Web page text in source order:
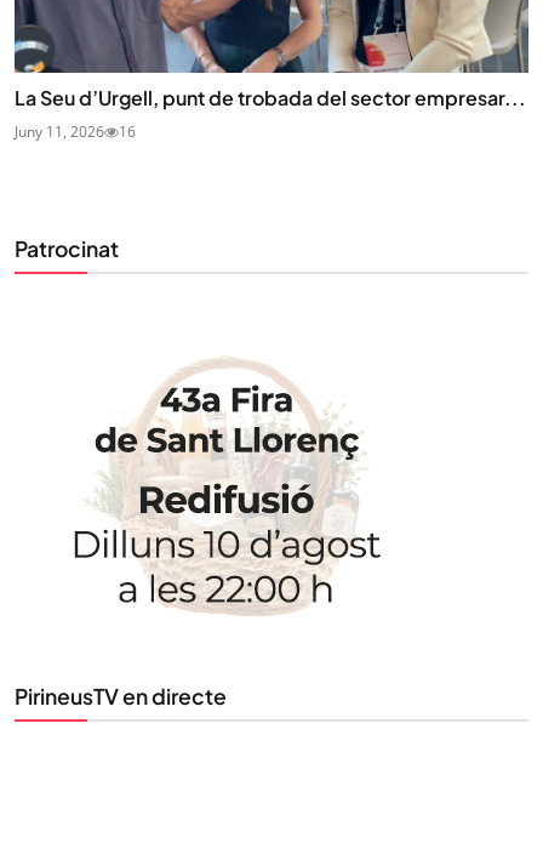
La Seu d’Urgell, punt de trobada del sector empresar...
Juny 11, 2026 16
Patrocinat
PirineusTV en directe
STAY UPDATED
al teu correu. Subscriu-te al nostre butlletí i segueix
la informació que importa.